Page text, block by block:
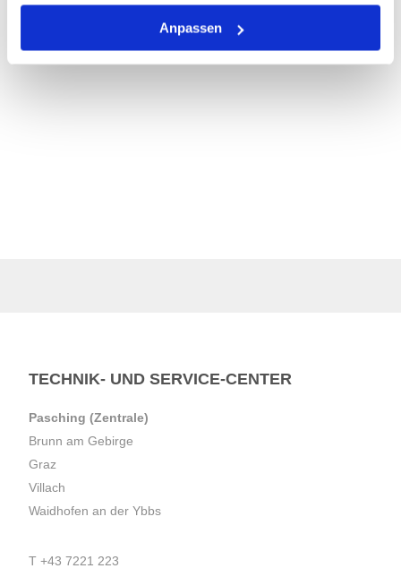
Anpassen
TECHNIK- UND SERVICE-CENTER
Pasching (Zentrale)
Brunn am Gebirge
Graz
Villach
Waidhofen an der Ybbs
T +43 7221 223